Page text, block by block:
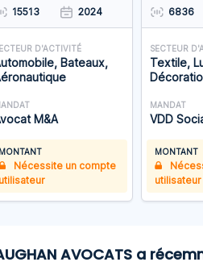
15513 2024
D'ACTIVITÉ
Bateaux,
M&A
MONTANT
Nécessite un compte
utilisateur
6836
SECTEUR
Textile,
MANDAT
VDD
MONTANT
utilisateur
AVOCATS a